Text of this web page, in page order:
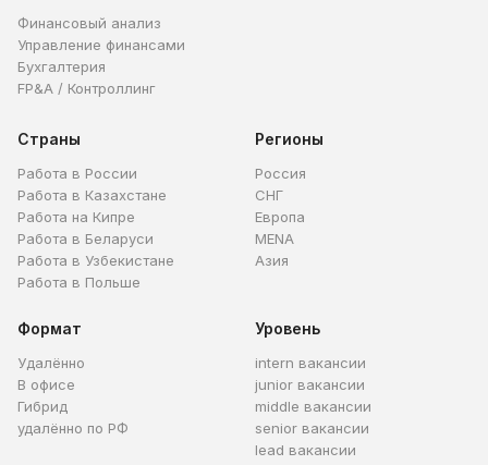
Финансовый анализ
Управление финансами
Бухгалтерия
FP&A / Контроллинг
Страны
Работа в России
Работа в Казахстане
Работа на Кипре
Работа в Беларуси
Работа в Узбекистане
Работа в Польше
Регионы
Россия
СНГ
Европа
MENA
Азия
Формат
Удалённо
В офисе
Гибрид
удалённо по РФ
Уровень
intern вакансии
junior вакансии
middle вакансии
senior вакансии
lead вакансии